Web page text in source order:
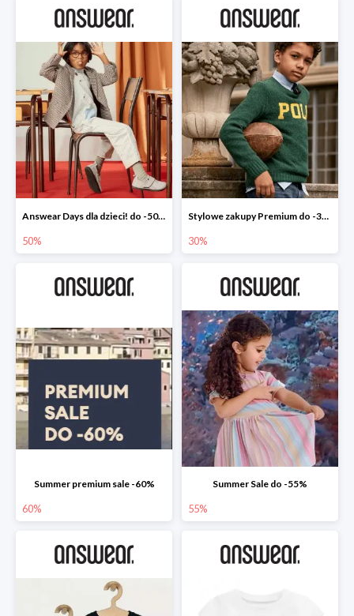
Answear Days dla dzieci! do -50%
50%
Stylowe zakupy Premium do -30%
30%
Summer premium sale -60%
60%
Summer Sale do -55%
55%